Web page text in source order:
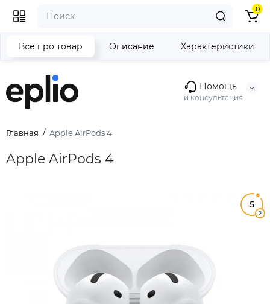
Помощь
и консультация
0
Главная Apple AirPods 4
Apple AirPods 4
Все про товар Описание Характеристики
5
2